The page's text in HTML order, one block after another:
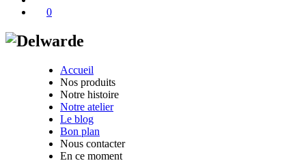
0
Accueil
Nos produits
Notre histoire
Notre atelier
Le blog
Bon plan
Nous contacter
En ce moment